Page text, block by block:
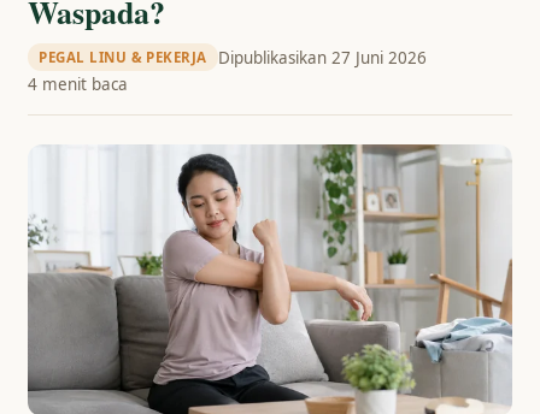
Waspada?
PEGAL LINU & PEKERJA
Dipublikasikan 27 Juni 2026
4 menit baca